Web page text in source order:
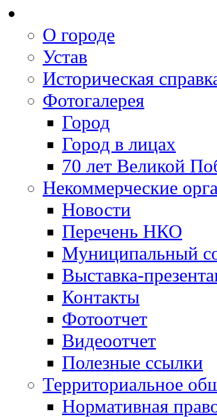
О городе
Устав
Историческая
Фотогалерея
Город
Город в лицах
70 лет Великой
Некоммерческие
Новости
Перечень НКО
Муниципальный
Выставка-
Контакты
Фотоотчет
Видеоотчет
Полезные ссылки
Территориальное
Нормативная